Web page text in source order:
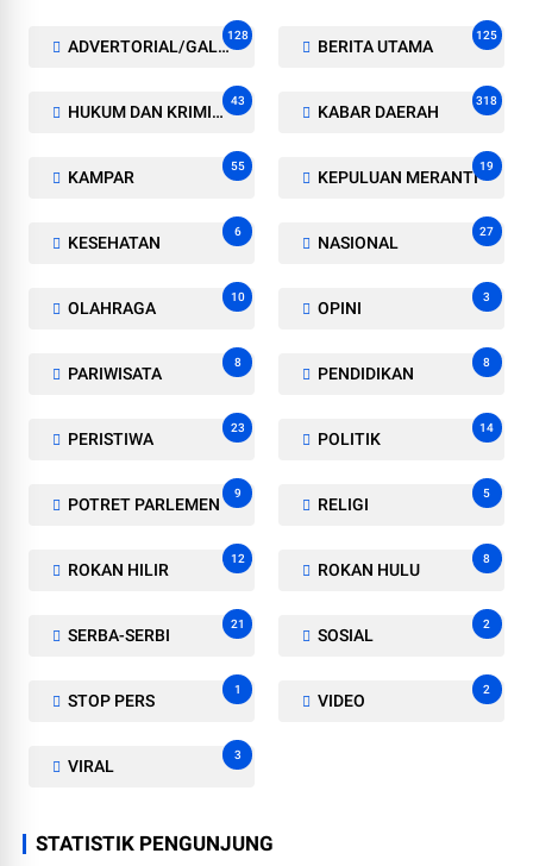
ADVERTORIAL/GALERI
128
BERITA UTAMA
125
HUKUM DAN KRIMINAL
43
KABAR DAERAH
318
KAMPAR
55
KEPULUAN MERANTI
19
KESEHATAN
6
NASIONAL
27
OLAHRAGA
10
OPINI
3
PARIWISATA
8
PENDIDIKAN
8
PERISTIWA
23
POLITIK
14
POTRET PARLEMEN
9
RELIGI
5
ROKAN HILIR
12
ROKAN HULU
8
SERBA-SERBI
21
SOSIAL
2
STOP PERS
1
VIDEO
2
VIRAL
3
STATISTIK PENGUNJUNG